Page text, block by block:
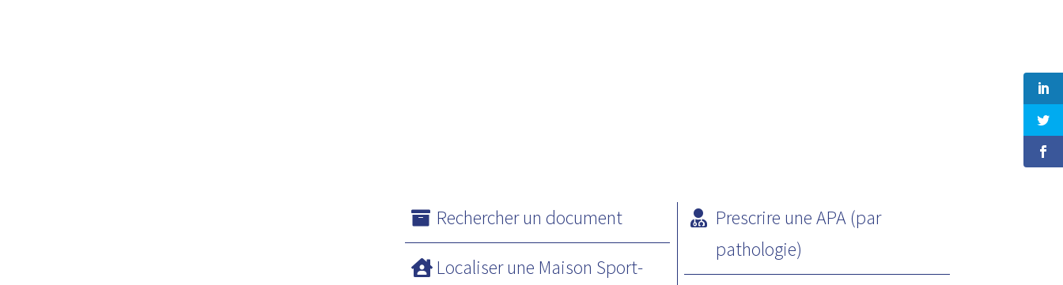
Rechercher un document
Localiser une Maison Sport-
Prescrire une APA (par
pathologie)